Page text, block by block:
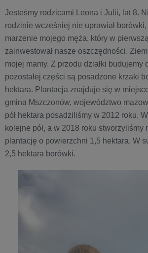
Jesteśmy rodzicami Leona i Julii, lat 8.
rodzinie wcześniej nie uprawiał borówki,
marzenie mojego męża, który w
zainwestował nasze oszczędności.
mojej mamy. Z przodu działki budujemy
pozostałej części są posadzone krzaki
hektara. Plantacja znajduje się w
gmina Mszczonów, województwo
pół hektara posadziliśmy w 2012 roku.
kolejne pół, a w 2018 roku stworzyliśmy
plantację o powierzchni 1,5 hektara. W
2,5 hektara borówki.